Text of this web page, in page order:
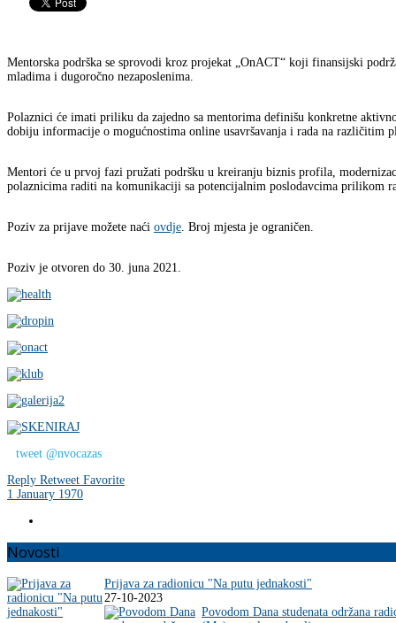
Mentorska podrška se sprovodi kroz projekat „OnACT“ koji finansijski
mladima i dugoročno nezaposlenima.
Polaznici će imati priliku da zajedno sa mentorima definišu konkretne
dobiju informacije o mogućnostima online usavršavanja i rada na različitim
Mentori će u prvoj fazi pružati podršku u kreiranju biznis profila,
polaznicima raditi na komunikaciji sa potencijalnim poslodavcima prilikom
Poziv za prijave možete naći ovdje . Broj mjesta je ograničen.
Poziv je otvoren do 30. juna 2021.
tweet @nvocazas
Reply Retweet Favorite
1 January 1970
Novosti
Prijava za radionicu "Na putu jednakosti"
27-10-2023
Povodom Dana studenata održana